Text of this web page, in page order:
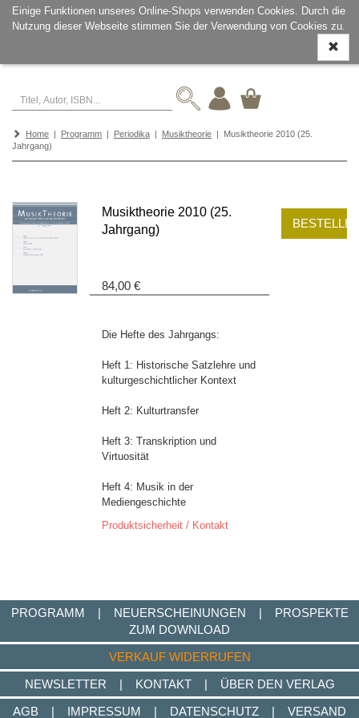
Einige Funktionen unseres Online-Shops verwenden Cookies. Durch die
Nutzung dieser Webseite stimmen Sie der Verwendung von Cookies zu.
ein-/
Home | Programm | Periodika | Musiktheorie | Musiktheorie 2010 (25.
Jahrgang)
Musiktheorie 2010 (25.
Jahrgang)
84,00 €
Die Hefte des Jahrgangs:
Heft 1: Historische Satzlehre und
kulturgeschichtlicher Kontext
Heft 2: Kulturtransfer
Heft 3: Transkription und
Virtuosität
Heft 4: Musik in der
Mediengeschichte
Produktsicherheit / Kontakt
PROGRAMM | NEUERSCHEINUNGEN |
PROSPEKTE
ZUM DOWNLOAD
VERKAUF WIDERRUFEN
NEWSLETTER
| KONTAKT |
ÜBER DEN VERLAG
AGB
| IMPRESSUM | DATENSCHUTZ | VERSAND